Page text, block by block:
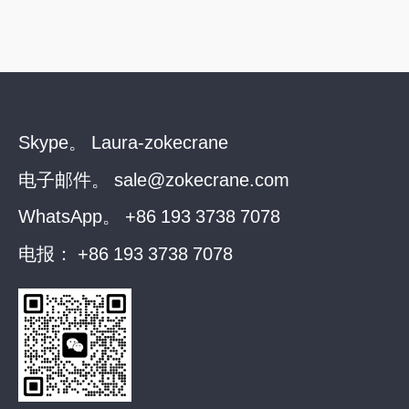
Skype。 Laura-zokecrane
电子邮件。 sale@zokecrane.com
WhatsApp。 +86 193 3738 7078
电报： +86 193 3738 7078